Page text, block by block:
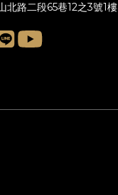
北路二段65巷12之3號1樓